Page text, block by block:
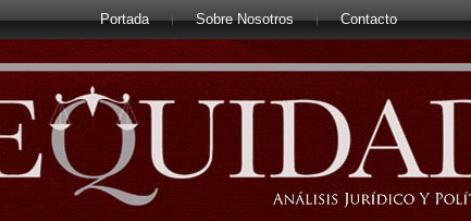
Portada Sobre Nosotros Contacto